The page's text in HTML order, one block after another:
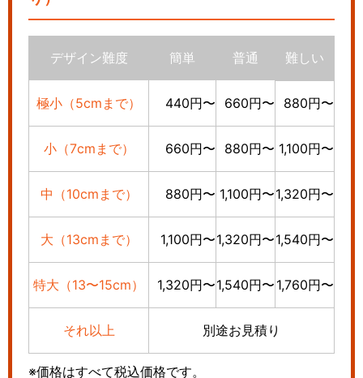
デザイン難度 簡単 普通 難しい
極小（5cmまで） 440円〜 660円〜 880円〜
小（7cmまで） 660円〜 880円〜 1,100円〜
中（10cmまで） 880円〜 1,100円〜1,320円〜
大（13cmまで） 1,100円〜1,320円〜1,540円〜
特大（13〜15cm） 1,320円〜1,540円〜 1,760円〜
それ以上 別途お見積り
※価格はすべて税込価格です。